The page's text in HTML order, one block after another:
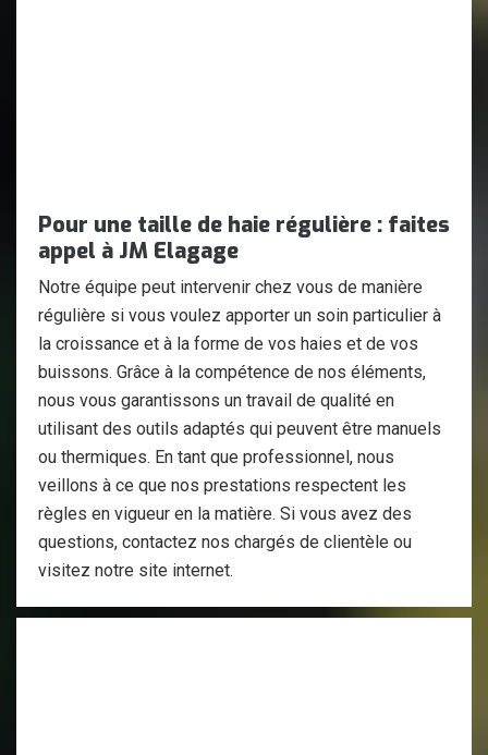
Pour une taille de haie régulière : faites
appel à JM Elagage
Notre équipe peut intervenir chez vous de manière
régulière si vous voulez apporter un soin particulier à
la croissance et à la forme de vos haies et de vos
buissons. Grâce à la compétence de nos éléments,
nous vous garantissons un travail de qualité en
utilisant des outils adaptés qui peuvent être manuels
ou thermiques. En tant que professionnel, nous
veillons à ce que nos prestations respectent les
règles en vigueur en la matière. Si vous avez des
questions, contactez nos chargés de clientèle ou
visitez notre site internet.